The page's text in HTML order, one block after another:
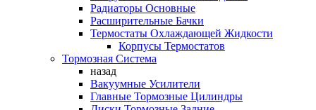
Радиаторы Основные
Расширительные Бачки
Термостаты Охлаждающей Жидкости
Корпусы Термостатов
Тормозная Система
назад
Вакуумные Усилители
Главные Тормозные Цилиндры